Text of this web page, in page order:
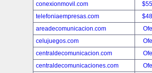
conexionmovil.com
telefoniaempresas.com
areadecomunicacion.com
celujuegos.com
centraldecomunicacion.com
centraldecomunicaciones.com